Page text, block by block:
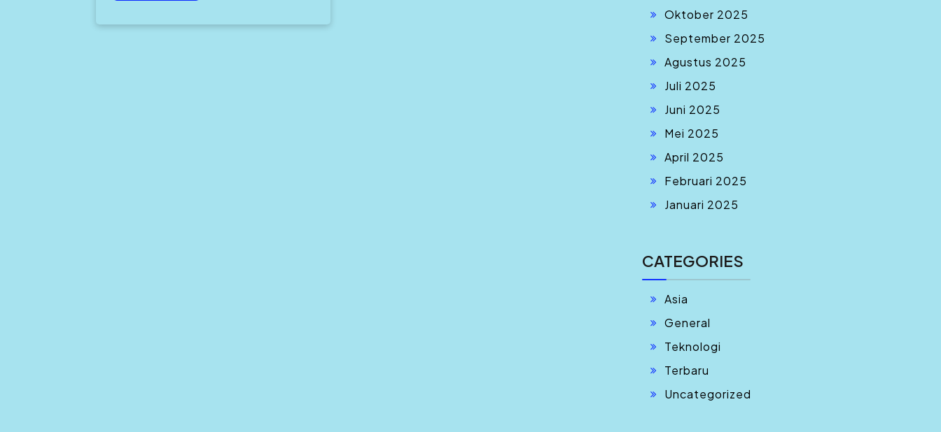
Oktober 2025
September 2025
Agustus 2025
Juli 2025
Juni 2025
Mei 2025
April 2025
Februari 2025
Januari 2025
CATEGORIES
Asia
General
Teknologi
Terbaru
Uncategorized